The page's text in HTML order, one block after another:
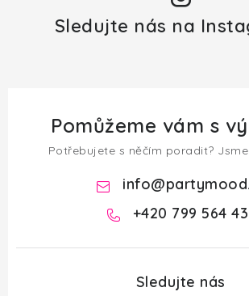
Sledujte nás na
Pomůžeme vám s
Potřebujete s něčím poradit?
info@
+420 799 564